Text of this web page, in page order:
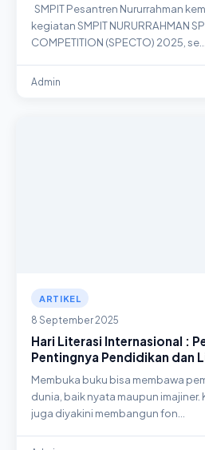
SMPIT Pesantren Nururrahman kembali menggelar
kegiatan SMPIT NURURRAHMAN
COMPETITION (SPECTO) 2025, se…
Admin
ARTIKEL
8 September 2025
Hari Literasi Internasional :
Pentingnya Pendidikan dan
Membuka buku bisa membawa
dunia, baik nyata maupun imajiner.
juga diyakini membangun fon…